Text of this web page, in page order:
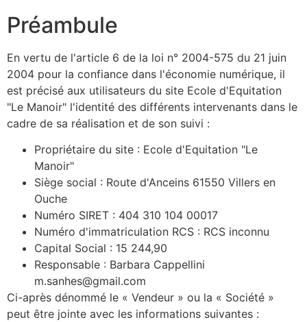
Préambule
En vertu de l'article 6 de la loi n° 2004-575 du 21 juin
2004 pour la confiance dans l'économie numérique, il
est précisé aux utilisateurs du site Ecole d'Equitation
"Le Manoir" l'identité des différents intervenants dans le
cadre de sa réalisation et de son suivi :
Propriétaire du site : Ecole d'Equitation "Le
Manoir"
Siège social : Route d'Anceins 61550 Villers en
Ouche
Numéro SIRET : 404 310 104 00017
Numéro d'immatriculation RCS : RCS inconnu
Capital Social : 15 244,90
Responsable : Barbara Cappellini
m.sanhes@gmail.com
Ci-après dénommé le « Vendeur » ou la « Société »
peut être jointe avec les informations suivantes :